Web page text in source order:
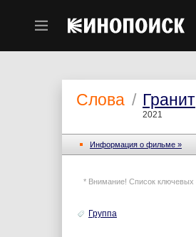
Слова / Гранит
2021
Информация o фильме »
* Внимание! Список ключевых
Группа